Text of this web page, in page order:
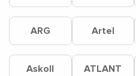
ARG Artel
Askoll ATLANT